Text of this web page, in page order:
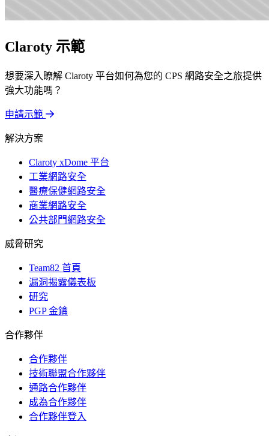
Claroty 示範
想要深入瞭解 Claroty 平台如何為您的 CPS 網路安全之旅提供
強大功能嗎？
申請示範
解決方案
Claroty xDome 平台
工業網路安全
醫療保健網路安全
商業網路安全
公共部門網路安全
威脅研究
Team82 首頁
漏洞揭露儀表板
研究
PGP 金鑰
合作夥伴
合作夥伴
技術聯盟合作夥伴
通路合作夥伴
成為合作夥伴
合作夥伴登入